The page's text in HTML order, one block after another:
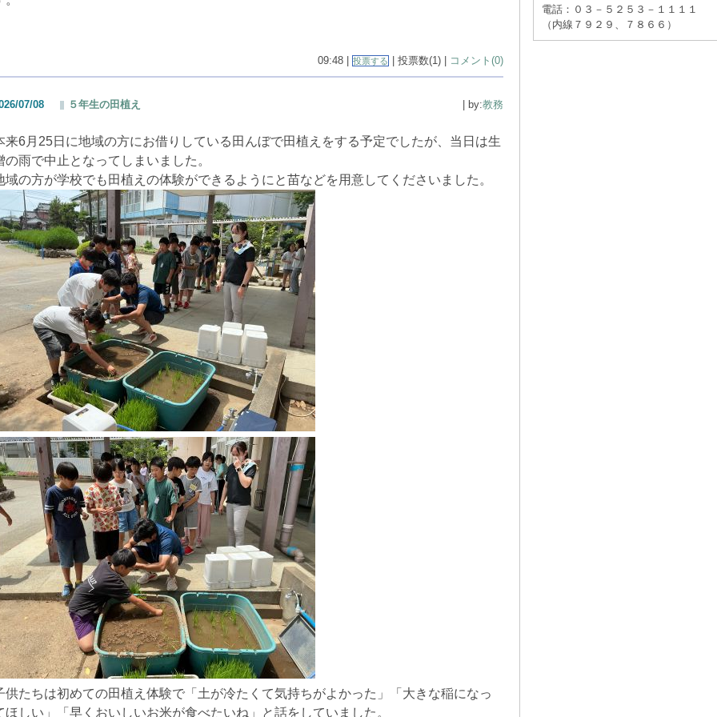
09:48 | 投票する | 投票数(1) | コメント(0)
07/08 ５年生の田植え | by:教務
来6月25日に地域の方にお借りしている田んぼで田植えをする予定でしたが、当日は生
の雨で中止となってしまいました。
域の方が学校でも田植えの体験ができるようにと苗などを用意してくださいました。
供たちは初めての田植え体験で「土が冷たくて気持ちがよかった」「大きな稲になっ
ほしい」「早くおいしいお米が食べたいね」と話をしていました。
電話：０３－５２５３－１１１１
（内線７９２９、７８６６）